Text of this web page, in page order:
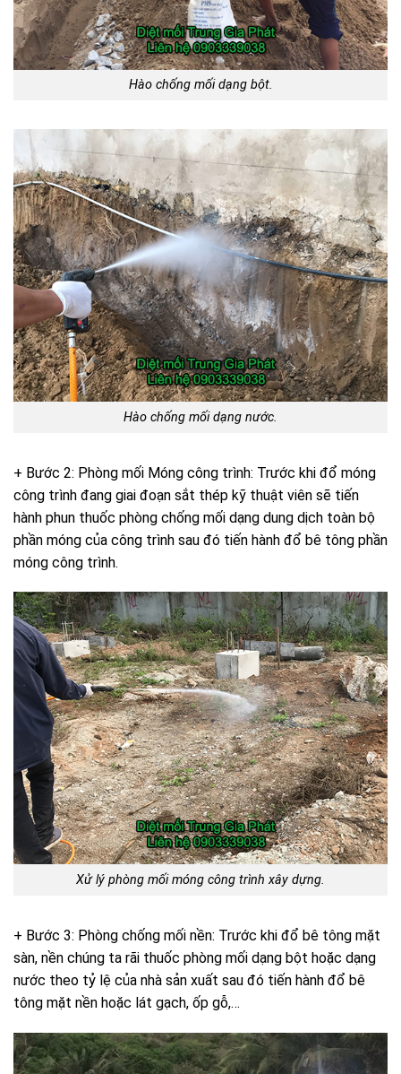
Hào chống mối dạng bột.
Hào chống mối dạng nước.
+ Bước 2: Phòng mối Móng công trình: Trước khi đổ móng
công trình đang giai đoạn sắt thép kỹ thuật viên sẽ tiến
hành phun thuốc phòng chống mối dạng dung dịch toàn bộ
phần móng của công trình sau đó tiến hành đổ bê tông phần
móng công trình.
Xử lý phòng mối móng công trình xây dựng.
+ Bước 3: Phòng chống mối nền: Trước khi đổ bê tông mặt
sàn, nền chúng ta rãi thuốc phòng mối dạng bột hoặc dạng
nước theo tỷ lệ của nhà sản xuất sau đó tiến hành đổ bê
tông mặt nền hoặc lát gạch, ốp gỗ,…